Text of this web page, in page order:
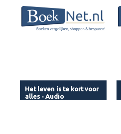
Het leven is te kort voor
alles - Audio